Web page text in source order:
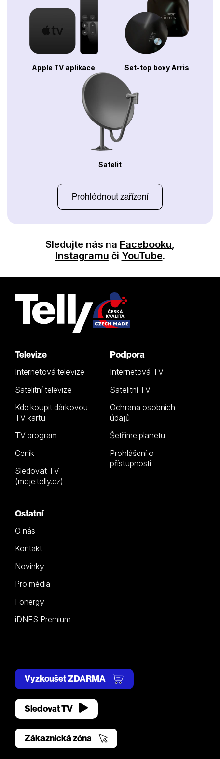
Apple TV aplikace Set-top boxy Arris
Satelit
Prohlédnout zařízení
Sledujte nás na Facebooku,
Instagramu či YouTube.
Televize
Internetová televize
Satelitní televize
Kde koupit dárkovou
TV kartu
TV program
Ceník
Sledovat TV
(moje.telly.cz)
Podpora
Internetová TV
Satelitní TV
Ochrana osobních
údajů
Šetříme planetu
Prohlášení o
přístupnosti
Ostatní
O nás
Kontakt
Novinky
Pro média
Fonergy
iDNES Premium
Vyzkoušet ZDARMA
Sledovat TV
Zákaznická zóna